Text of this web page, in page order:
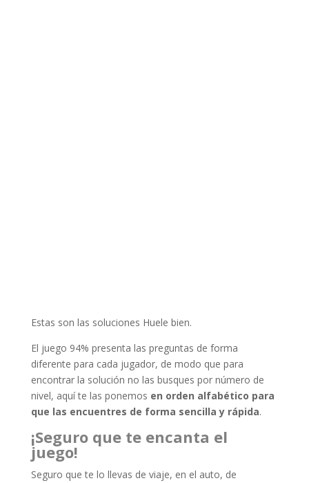
Estas son las soluciones Huele bien.
El juego 94% presenta las preguntas de forma
diferente para cada jugador, de modo que para
encontrar la solución no las busques por número de
nivel, aquí te las ponemos en orden alfabético para
que las encuentres de forma sencilla y rápida.
¡Seguro que te encanta el
juego!
Seguro que te lo llevas de viaje, en el auto, de